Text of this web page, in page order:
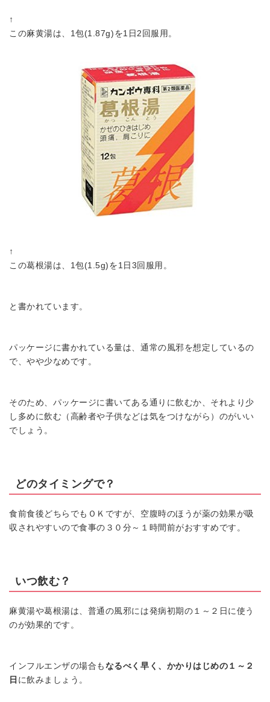
↑
この麻黄湯は、1包(1.87g)を1日2回服用。
↑
この葛根湯は、1包(1.5g)を1日3回服用。
と書かれています。
パッケージに書かれている量は、通常の風邪を想定しているの
で、やや少なめです。
そのため、パッケージに書いてある通りに飲むか、それより少
し多めに飲む（高齢者や子供などは気をつけながら）のがいい
でしょう。
どのタイミングで？
食前食後どちらでもＯＫですが、空腹時のほうが薬の効果が吸
収されやすいので食事の３０分～１時間前がおすすめです。
いつ飲む？
麻黄湯や葛根湯は、普通の風邪には発病初期の１～２日に使う
のが効果的です。
インフルエンザの場合もなるべく早く、かかりはじめの１～２
日 に飲みましょう。